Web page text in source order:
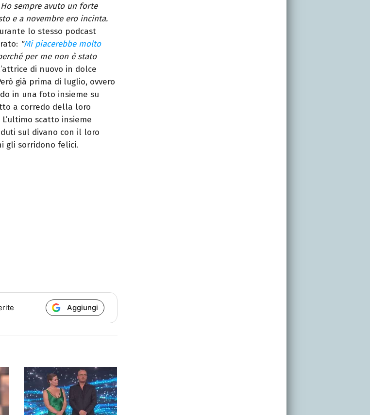
sempre avuto un forte
e a novembre ero incinta.
lo stesso podcast
"Mi piacerebbe molto
per me non è stato
di nuovo in dolce
già prima di luglio, ovvero
in una foto insieme su
a corredo della loro
L’ultimo scatto insieme
sul divano con il loro
gli sorridono felici.
Aggiungi